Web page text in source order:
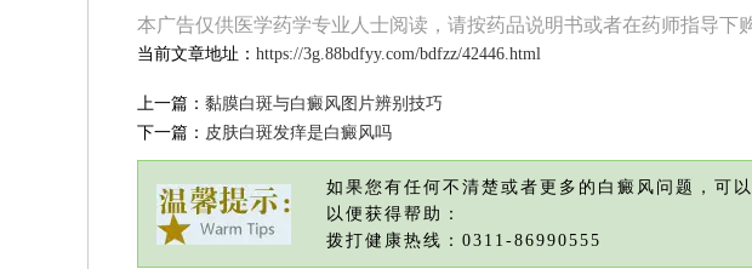
本广告仅供医学药学专业人士阅读，请按药品说明书或者在药师指导下
当前文章地址： https://3g.88bdfyy.com/bdfzz/42446.html
上一篇： 黏膜白斑与白癜风图片辨别技巧
下一篇： 皮肤白斑发痒是白癜风吗
如果您有任何不清楚或者更多的白癜风问题，可
以便获得帮助：
拨打健康热线：0311-86990555